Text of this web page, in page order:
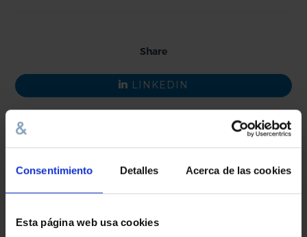
Consentimiento Detalles Acerca de las cookies
Esta página web usa cookies
Share
LINKEDIN
Post
navigation
Leave a Reply
Your email address will not be published. Required fields are
marked*
COMMENT*